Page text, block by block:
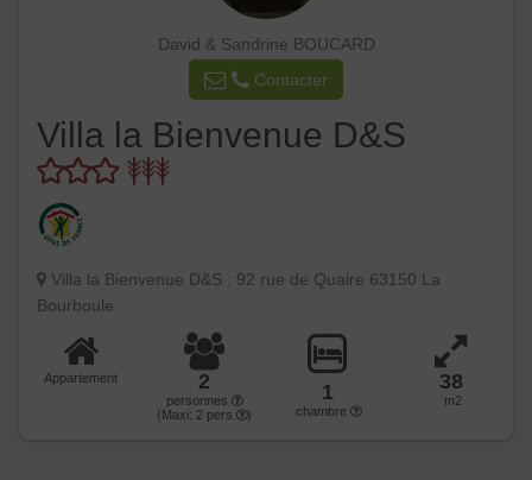
David & Sandrine BOUCARD
Contacter
Villa la Bienvenue D&S
Villa la Bienvenue D&S : 92 rue de Quaire 63150 La
Bourboule
Appartement 2
personnes
(Maxi: 2 pers. )
1
chambre
38
m2